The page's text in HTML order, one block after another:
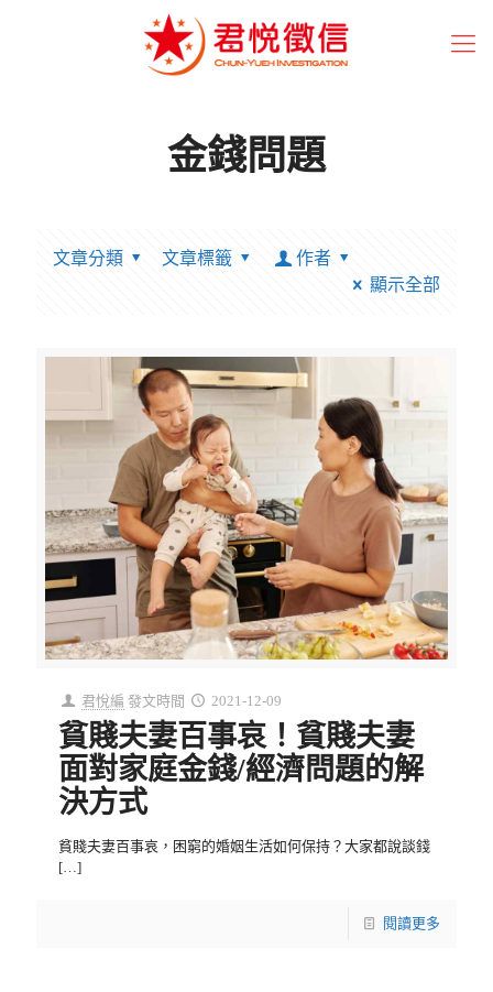
金錢問題
文章分類 文章標籤
作者
顯示全部
君悅編 發文時間 2021-12-09
貧賤夫妻百事哀！貧賤夫妻
面對家庭金錢/經濟問題的解
決方式
貧賤夫妻百事哀，困窮的婚姻生活如何保持？大家都說談錢
[…]
閱讀更多